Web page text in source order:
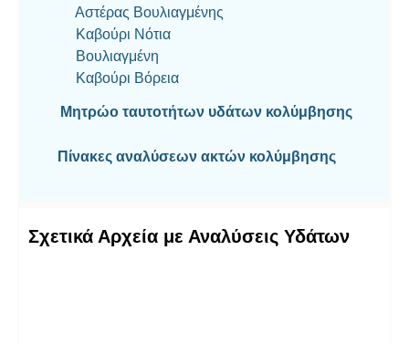
Αστέρας Βουλιαγμένης
Καβούρι Νότια
Βουλιαγμένη
Καβούρι Βόρεια
Μητρώο ταυτοτήτων υδάτων κολύμβησης
Πίνακες αναλύσεων ακτών κολύμβησης
Σχετικά Αρχεία με Αναλύσεις Υδάτων